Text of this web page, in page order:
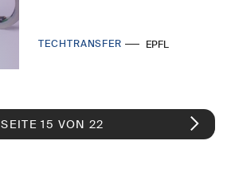
TECHTRANSFER EPFL
SEITE 15 VON 22